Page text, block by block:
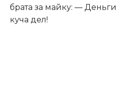
брата за майку: —
куча дел!